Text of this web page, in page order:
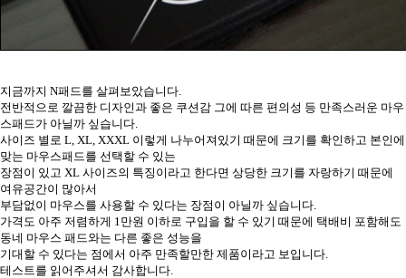
지금까지 N패드를 살펴보았습니다.
전반적으로 깔끔한 디자인과 좋은 쿠션감 그에 따른 편의성 등 만족스러운 마우
스패드가 아닐까 싶습니다.
사이즈 별로 L, XL, XXXL 이렇게 나누어져있기 때문에 크기를 확인하고 본인에
맞는 마우스패드를 선택할 수 있는
장점이 있고 XL 사이즈의 특징이라고 한다면 상당한 크기를 자랑하기 때문에
여유공간이 많아서
부담없이 마우스를 사용할 수 있다는 장점이 아닐까 싶습니다.
가격도 아주 저렴하게 1만원 이하로 구입을 할 수 있기 때문에 택배비 포함해도
동네 마우스 패드와는 다른 좋은 성능을
기대할 수 있다는 점에서 아주 만족할만한 제품이라고 보입니다.
테스트를 읽어주셔서 감사합니다.